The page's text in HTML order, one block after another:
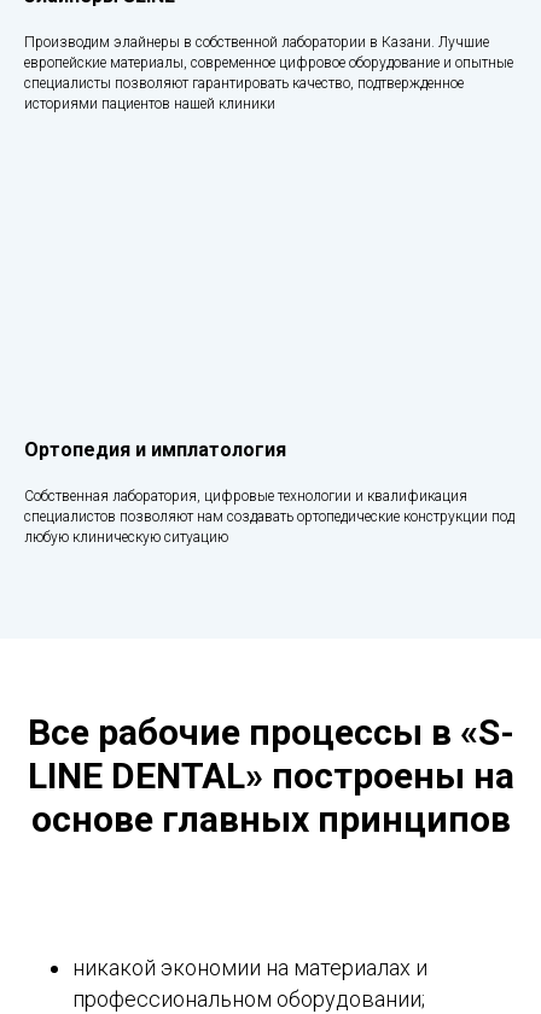
Производим элайнеры в собственной лаборатории в Казани. Лучшие
европейские материалы, современное цифровое оборудование и опытные
специалисты позволяют гарантировать качество, подтвержденное
историями пациентов нашей клиники
Ортопедия и имплатология
Собственная лаборатория, цифровые технологии и квалификация
специалистов позволяют нам создавать ортопедические конструкции под
любую клиническую ситуацию
Все рабочие процессы в «S-
LINE DENTAL» построены на
основе главных принципов
никакой экономии на материалах и
профессиональном оборудовании;